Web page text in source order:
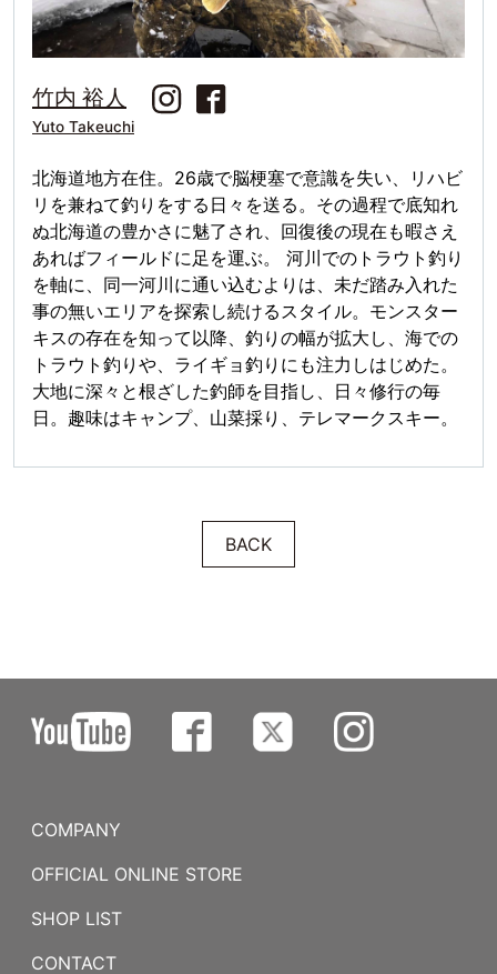
竹内 裕人
Yuto Takeuchi
北海道地方在住。26歳で脳梗塞で意識を失い、リハビ
リを兼ねて釣りをする日々を送る。その過程で底知れ
ぬ北海道の豊かさに魅了され、回復後の現在も暇さえ
あればフィールドに足を運ぶ。 河川でのトラウト釣り
を軸に、同一河川に通い込むよりは、未だ踏み入れた
事の無いエリアを探索し続けるスタイル。モンスター
キスの存在を知って以降、釣りの幅が拡大し、海での
トラウト釣りや、ライギョ釣りにも注力しはじめた。
大地に深々と根ざした釣師を目指し、日々修行の毎
日。趣味はキャンプ、山菜採り、テレマークスキー。
BACK
COMPANY
OFFICIAL ONLINE STORE
SHOP LIST
CONTACT